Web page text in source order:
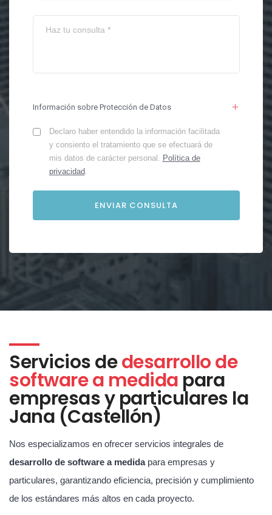
Información sobre Protección de Datos
Declaro haber entendido la información facilitada
y consiento el tratamiento que se efectuará de
mis datos de carácter personal. Política de
privacidad.
Servicios dedesarrollo de
software a medida para
empresas y particulares la
Jana (Castellón)
Nos especializamos en ofrecer servicios integrales de
desarrollo de software a medidapara empresas y
particulares, garantizando eficiencia, precisión y cumplimiento
de los estándares más altos en cada proyecto.